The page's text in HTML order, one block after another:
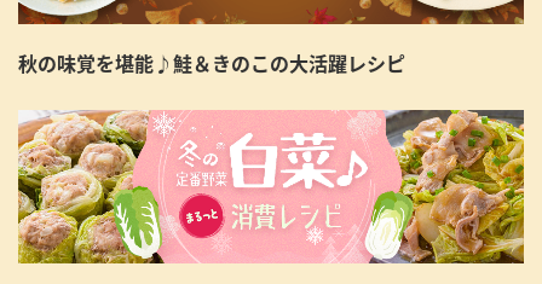
秋の味覚を堪能♪鮭＆きのこの大活躍レシピ